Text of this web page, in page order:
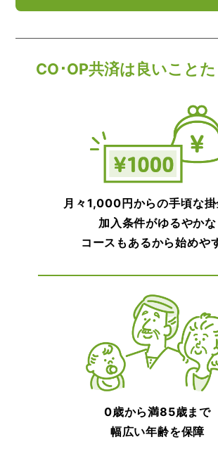
CO･OP共済は良いことた
月々1,000円からの手頃な掛
加入条件がゆるやかな
コースもあるから始めや
0歳から満85歳まで
幅広い年齢を保障